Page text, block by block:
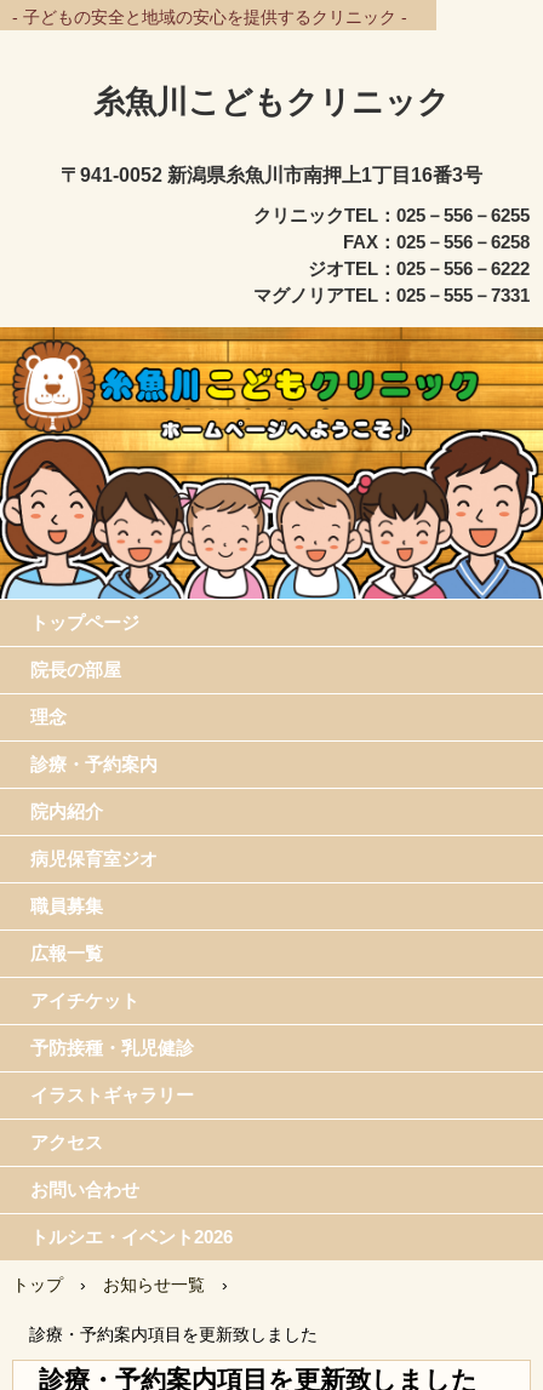
- 子どもの安全と地域の安心を提供するクリニック -
糸魚川こどもクリニック
〒941-0052 新潟県糸魚川市南押上1丁目16番3号
クリニックTEL：025－556－6255
FAX：025－556－6258
ジオTEL：025－556－6222
マグノリアTEL：025－555－7331
トップページ
院長の部屋
理念
診療・予約案内
院内紹介
病児保育室ジオ
職員募集
広報一覧
アイチケット
予防接種・乳児健診
イラストギャラリー
アクセス
お問い合わせ
トルシエ・イベント2026
トップ › お知らせ一覧 ›
診療・予約案内項目を更新致しました
診療・予約案内項目を更新致しました